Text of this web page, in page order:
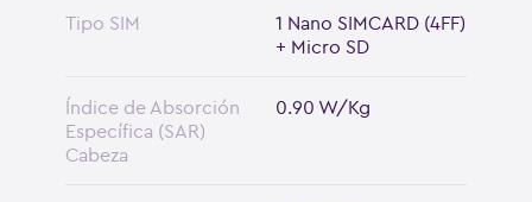
Tipo SIM
1 Nano SIMCARD (4FF)
+ Micro SD
Índice de Absorción
Específica (SAR)
Cabeza
0.90 W/Kg